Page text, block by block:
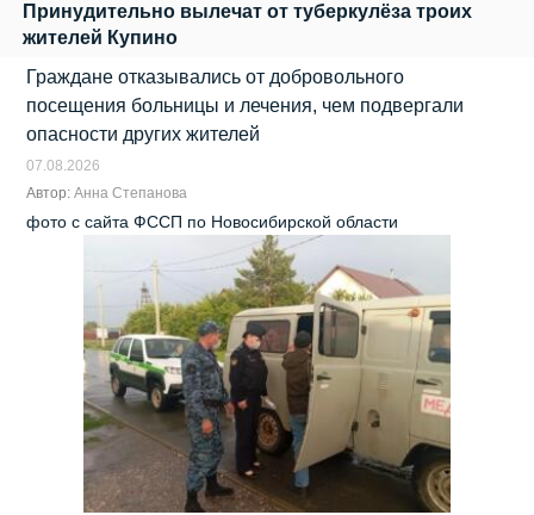
Принудительно вылечат от туберкулёза троих
жителей Купино
Граждане отказывались от добровольного
посещения больницы и лечения, чем подвергали
опасности других жителей
07.08.2026
Автор:Анна Степанова
фото с сайта ФССП по Новосибирской области